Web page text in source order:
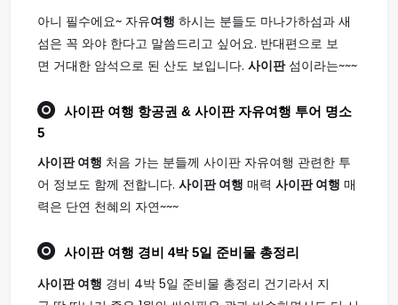
아니 필수에요~ 자유여행 하시는 분들도 마나가하섬과 새
섬은 꼭 와야 한다고 말씀드리고 싶어요. 반대편으로 보
면 거대한 암석으로 된 산도 보입니다. 사이판섬이라는~~~
사이판 여행 항공권 & 사이판 자유여행 투어 명소
5
사이판 여행 처음 가는 분들께 사이판 자유여행 관련한 투
어 정보도 함께 전합니다. 사이판 여행 매력 사이판 여행 매
력은 단연 천혜의 자연~~~
사이판 여행 경비 4박 5일 준비물 총정리
사이판 여행 경비 4박 5일 준비물 총정리 건기라서 지